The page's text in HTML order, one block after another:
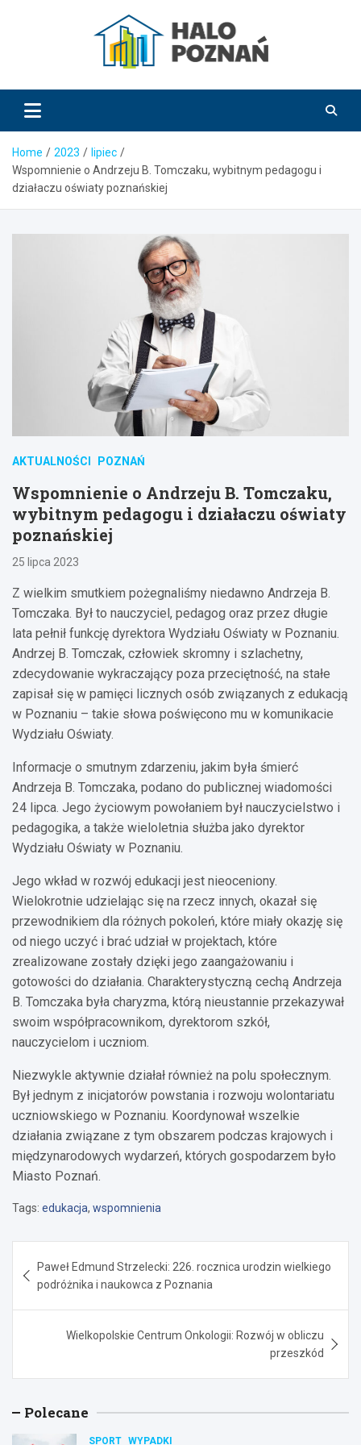
HaloPoznań.pl
Home 2023
lipiec
Wspomnienie o Andrzeju B. Tomczaku, wybitnym pedagogu i
działaczu oświaty poznańskiej
AKTUALNOŚCI POZNAŃ
Wspomnienie o Andrzeju B. Tomczaku,
wybitnym pedagogu i działaczu oświaty
poznańskiej
25 lipca 2023
Z wielkim smutkiem pożegnaliśmy niedawno Andrzeja B.
Tomczaka. Był to nauczyciel, pedagog oraz przez długie
lata pełnił funkcję dyrektora Wydziału Oświaty w Poznaniu.
Andrzej B. Tomczak, człowiek skromny i szlachetny,
zdecydowanie wykraczający poza przeciętność, na stałe
zapisał się w pamięci licznych osób związanych z edukacją
w Poznaniu – takie słowa poświęcono mu w komunikacie
Wydziału Oświaty.
Informacje o smutnym zdarzeniu, jakim była śmierć
Andrzeja B. Tomczaka, podano do publicznej wiadomości
24 lipca. Jego życiowym powołaniem był nauczycielstwo i
pedagogika, a także wieloletnia służba jako dyrektor
Wydziału Oświaty w Poznaniu.
Jego wkład w rozwój edukacji jest nieoceniony.
Wielokrotnie udzielając się na rzecz innych, okazał się
przewodnikiem dla różnych pokoleń, które miały okazję się
od niego uczyć i brać udział w projektach, które
zrealizowane zostały dzięki jego zaangażowaniu i
gotowości do działania. Charakterystyczną cechą Andrzeja
B. Tomczaka była charyzma, którą nieustannie przekazywał
swoim współpracownikom, dyrektorom szkół,
nauczycielom i uczniom.
Niezwykle aktywnie działał również na polu społecznym.
Był jednym z inicjatorów powstania i rozwoju wolontariatu
uczniowskiego w Poznaniu. Koordynował wszelkie
działania związane z tym obszarem podczas krajowych i
międzynarodowych wydarzeń, których gospodarzem było
Miasto Poznań.
Tags: edukacja, wspomnienia
wpisu
Paweł Edmund Strzelecki: 226. rocznica urodzin wielkiego
podróżnika i naukowca z Poznania
Wielkopolskie Centrum Onkologii: Rozwój w obliczu
przeszkód
Polecane
SPORT WYPADKI